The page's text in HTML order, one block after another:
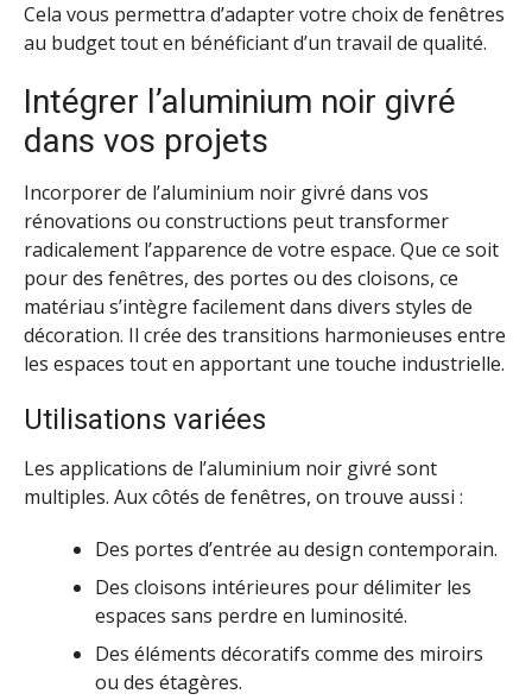
Cela vous permettra d’adapter votre choix de fenêtres
au budget tout en bénéficiant d’un travail de qualité.
Intégrer l’aluminium noir givré
dans vos projets
Incorporer de l’aluminium noir givré dans vos
rénovations ou constructions peut transformer
radicalement l’apparence de votre espace. Que ce soit
pour des fenêtres, des portes ou des cloisons, ce
matériau s’intègre facilement dans divers styles de
décoration. Il crée des transitions harmonieuses entre
les espaces tout en apportant une touche industrielle.
Utilisations variées
Les applications de l’aluminium noir givré sont
multiples. Aux côtés de fenêtres, on trouve aussi :
Des portes d’entrée au design contemporain.
Des cloisons intérieures pour délimiter les
espaces sans perdre en luminosité.
Des éléments décoratifs comme des miroirs
ou des étagères.